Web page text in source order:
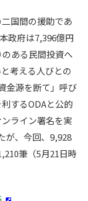
国間の援助であ
政府は7,396億円
ある民間投資へ
考える人びとの
金源を断て」呼び
するODAと公的
ライン署名を実
が、今回、9,928
筆（5月21日時